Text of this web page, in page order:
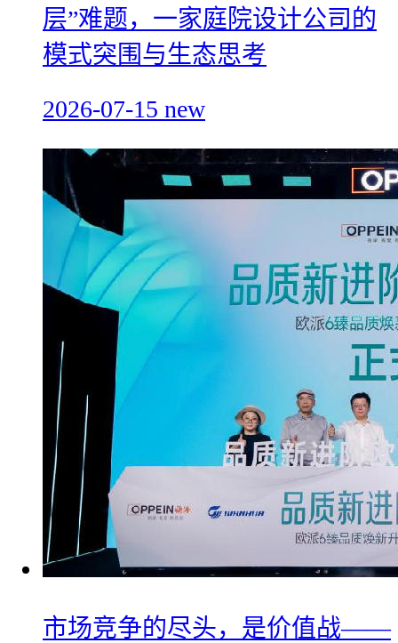
层”难题，一家庭院设计公司的
模式突围与生态思考
2026-07-15 new
市场竞争的尽头，是价值战——